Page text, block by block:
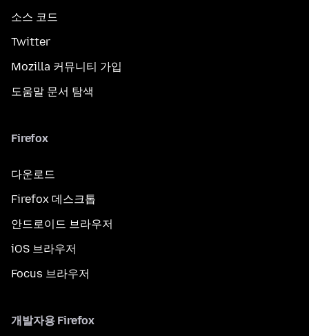
소스 코드
Twitter
Mozilla 커뮤니티 가입
도움말 문서 탐색
Firefox
다운로드
Firefox 데스크톱
안드로이드 브라우저
iOS 브라우저
Focus 브라우저
개발자용 Firefox